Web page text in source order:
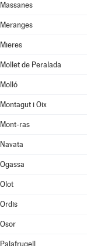
Massanes
Meranges
Mieres
Mollet de Peralada
Molló
Montagut i Oix
Mont-ras
Navata
Ogassa
Olot
Ordis
Osor
Palafrugell